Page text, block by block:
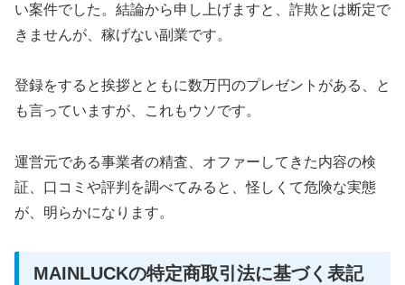
い案件でした。結論から申し上げますと、詐欺とは断定で
きませんが、稼げない副業です。
登録をすると挨拶とともに数万円のプレゼントがある、と
も言っていますが、これもウソです。
運営元である事業者の精査、オファーしてきた内容の検
証、口コミや評判を調べてみると、怪しくて危険な実態
が、明らかになります。
MAINLUCKの特定商取引法に基づく表記